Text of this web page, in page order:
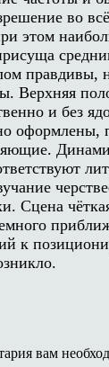
во
этом
правдивы,
Верхняя
и без
оформлены,
Сцена
к
вам